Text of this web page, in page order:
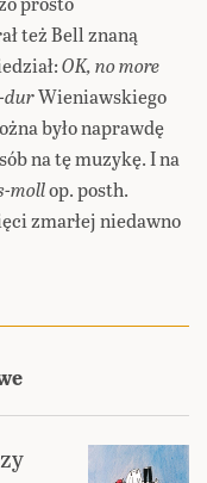
też Bell znaną
OK, no more
durWieniawskiego
było naprawdę
na tę muzykę. I na
mollop. posth.
zmarłej niedawno